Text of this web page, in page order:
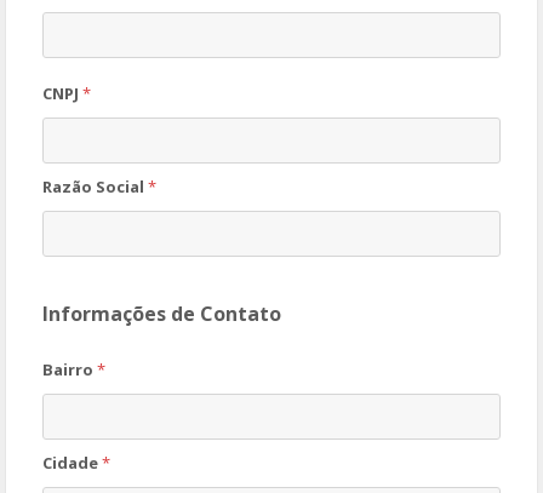
CNPJ*
Razão Social*
Informações de Contato
Bairro*
Cidade*